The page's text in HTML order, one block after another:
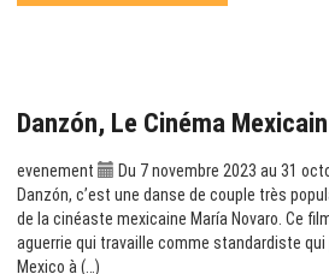
Danzón, Le Cinéma
evenement
Du 7 novembre 2023 au 31
Danzón, c’est une danse de couple très
de la cinéaste mexicaine María Novaro. Ce
aguerrie qui travaille comme standardiste
Mexico à (…)